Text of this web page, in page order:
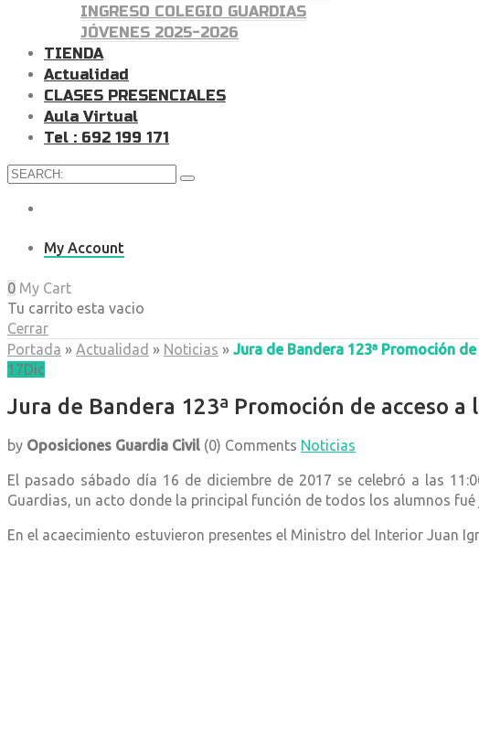
INGRESO COLEGIO GUARDIAS
JÓVENES 2025-2026
TIENDA
Actualidad
CLASES PRESENCIALES
Aula Virtual
Tel : 692 199 171
My Account
0 My Cart
Tu carrito esta vacio
Cerrar
Portada » Actualidad » Noticias » Jura de Bandera 123ª Promoción
17Dic
Jura de Bandera 123ª Promoción de acceso a
by Oposiciones Guardia Civil (0) Comments Noticias
El pasado sábado día 16 de diciembre de 2017 se celebró a las
Guardias, un acto donde la principal función de todos los alumnos
En el acaecimiento estuvieron presentes el Ministro del Interior Juan